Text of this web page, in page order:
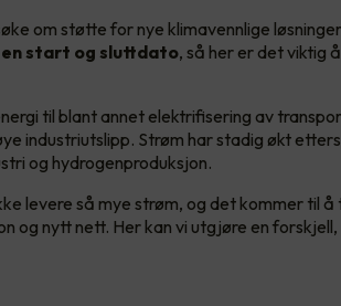
om støtte for nye klimavennlige
start og sluttdato, så her er det viktig
til blant annet elektrifisering av
industriutslipp. Strøm har stadig økt
og hydrogenproduksjon.
levere så mye strøm, og det kommer til
og nytt nett. Her kan vi utgjøre en forskjell,